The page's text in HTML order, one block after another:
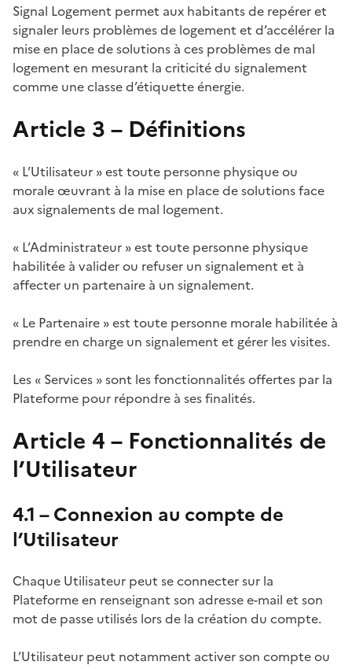
Signal Logement permet aux habitants de repérer et
signaler leurs problèmes de logement et d’accélérer la
mise en place de solutions à ces problèmes de mal
logement en mesurant la criticité du signalement
comme une classe d’étiquette énergie.
Article 3 – Définitions
« L’Utilisateur » est toute personne physique ou
morale œuvrant à la mise en place de solutions face
aux signalements de mal logement.
« L’Administrateur » est toute personne physique
habilitée à valider ou refuser un signalement et à
affecter un partenaire à un signalement.
« Le Partenaire » est toute personne morale habilitée à
prendre en charge un signalement et gérer les visites.
Les « Services » sont les fonctionnalités offertes par la
Plateforme pour répondre à ses finalités.
Article 4 – Fonctionnalités de
l’Utilisateur
4.1 – Connexion au compte de
l’Utilisateur
Chaque Utilisateur peut se connecter sur la
Plateforme en renseignant son adresse e-mail et son
mot de passe utilisés lors de la création du compte.
L’Utilisateur peut notamment activer son compte ou